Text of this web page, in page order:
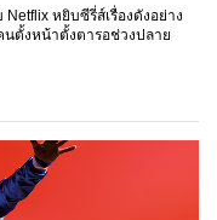
หยิบซีรี่ส์เรื่องดังอย่าง
ตั้งหน้าตั้งตารอช่วงปลาย